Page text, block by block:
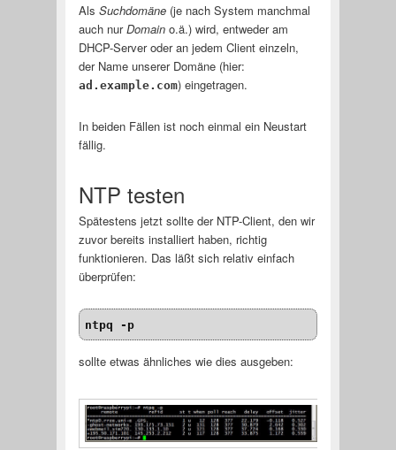
Als Suchdomäne(je nach System manchmal
auch nurDomaino.ä.) wird, entweder am
DHCP-Server oder an jedem Client einzeln,
der Name unserer Domäne (hier:
ad.example.com) eingetragen.
In beiden Fällen ist noch einmal ein Neustart
fällig.
NTP testen
Spätestens jetzt sollte der NTP-Client, den wir
zuvor bereits installiert haben, richtig
funktionieren. Das läßt sich relativ einfach
überprüfen:
ntpq -p
sollte etwas ähnliches wie dies ausgeben: